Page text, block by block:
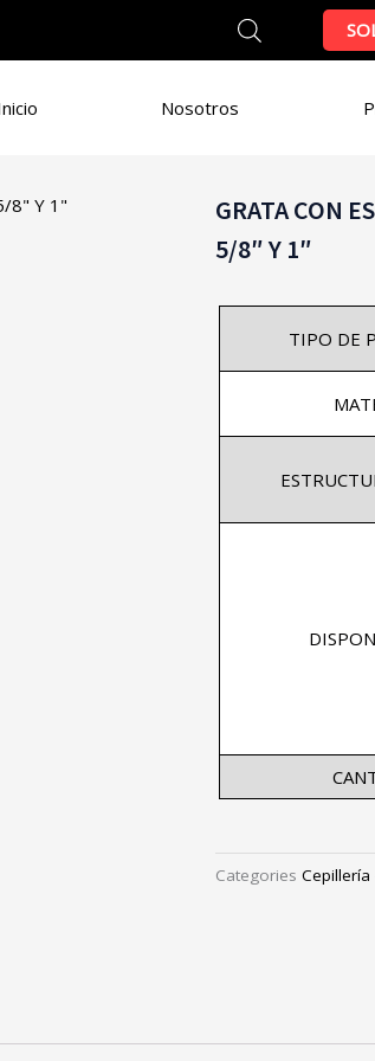
Nosotros
GRATA CON
5/8″ Y 1″
TIPO DE
Categories